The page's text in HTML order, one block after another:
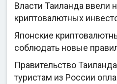
Власти Таиланда ввели
криптовалютных
Японские
соблюдать новые
Правительство
туристам из России